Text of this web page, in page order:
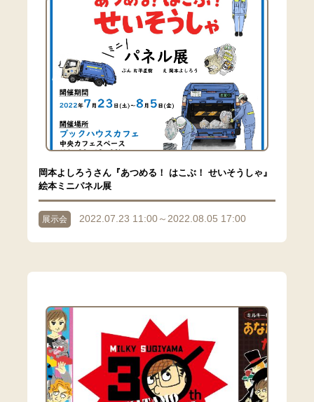
岡本よしろうさん『あつめる！ はこぶ！ せいそうしゃ』
絵本ミニパネル展
展示会 2022.07.23 11:00～2022.08.05 17:00